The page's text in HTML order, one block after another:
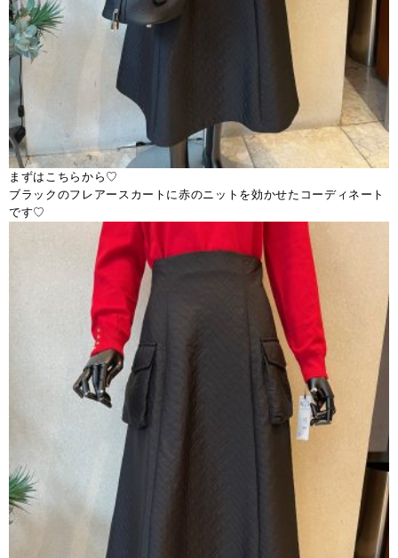
まずはこちらから♡
ブラックのフレアースカートに赤のニットを効かせたコーディネート
です♡